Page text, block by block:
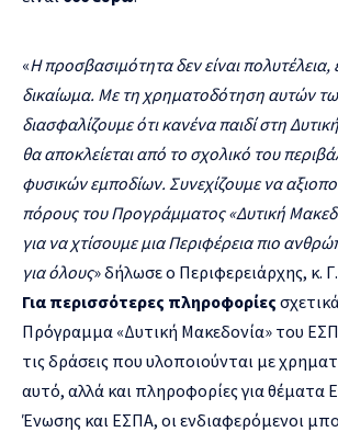
«Η προσβασιμότητα δεν είναι πολυτέλεια,
δικαίωμα. Με τη χρηματοδότηση αυτών
διασφαλίζουμε ότι κανένα παιδί στη
θα αποκλείεται από το σχολικό του
φυσικών εμποδίων. Συνεχίζουμε να
πόρους του Προγράμματος «Δυτική
για να χτίσουμε μια Περιφέρεια πιο
για όλους» δήλωσε ο Περιφερειάρχης, κ.
Για περισσότερες πληροφορίες
Πρόγραμμα «Δυτική Μακεδονία» του
τις δράσεις που υλοποιούνται με
αυτό, αλλά και πληροφορίες για θέματα
Ένωσης και ΕΣΠΑ, οι ενδιαφερόμενοι